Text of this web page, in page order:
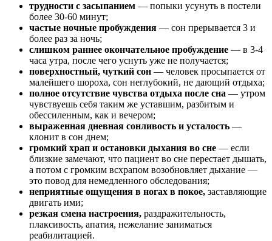
трудности с засыпанием — попыки усунуть в постели
более 30-60 минут;
частые ночные пробуждения — сон прерывается 3 и
более раз за ночь;
слишком раннее окончательное пробуждение — в 3-4
часа утра, после чего уснуть уже не получается;
поверхностный, чуткий сон — человек просыпается от
малейшего шороха, сон неглубокий, не дающий отдыха;
полное отсутствие чувства отдыха после сна — утром
чувствуешь себя таким же уставшим, разбитым и
обессиленным, как и вечером;
выраженная дневная сонливость и усталость —
клонит в сон днем;
громкий храп и остановки дыхания во сне — если
близкие замечают, что пациент во сне перестает дышать,
а потом с громким всхрапом возобновляет дыхание —
это повод для немедленного обследования;
неприятные ощущения в ногах в покое, заставляющие
двигать ими;
резкая смена настроения, раздражительность,
плаксивость, апатия, нежелание заниматься
реабилитацией.